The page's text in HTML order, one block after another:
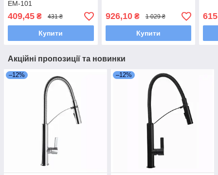
EM-101
409,45 ₴ 431 ₴
Купити
926,10₴ 1 029 ₴
Купити
Акційні пропозиції та новинки
–12% –12%